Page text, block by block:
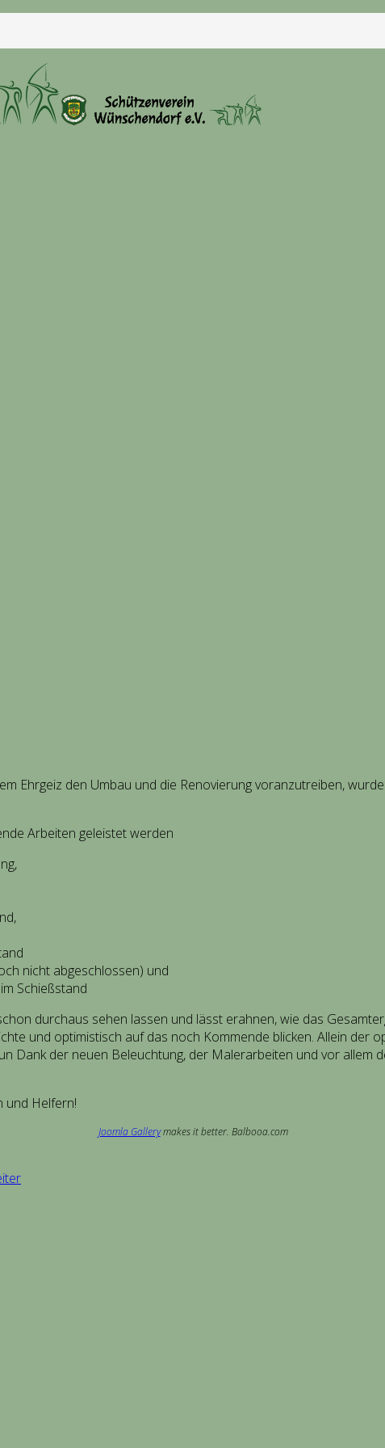
Ehrgeiz den Umbau und die Renovierung voranzutreiben,
Arbeiten geleistet werden
nicht abgeschlossen) und
Schießstand
durchaus sehen lassen und lässt erahnen, wie das
und optimistisch auf das noch Kommende blicken. Allein der
Dank der neuen Beleuchtung, der Malerarbeiten und vor
und Helfern!
Joomla Gallerymakes it better. Balbooa.com